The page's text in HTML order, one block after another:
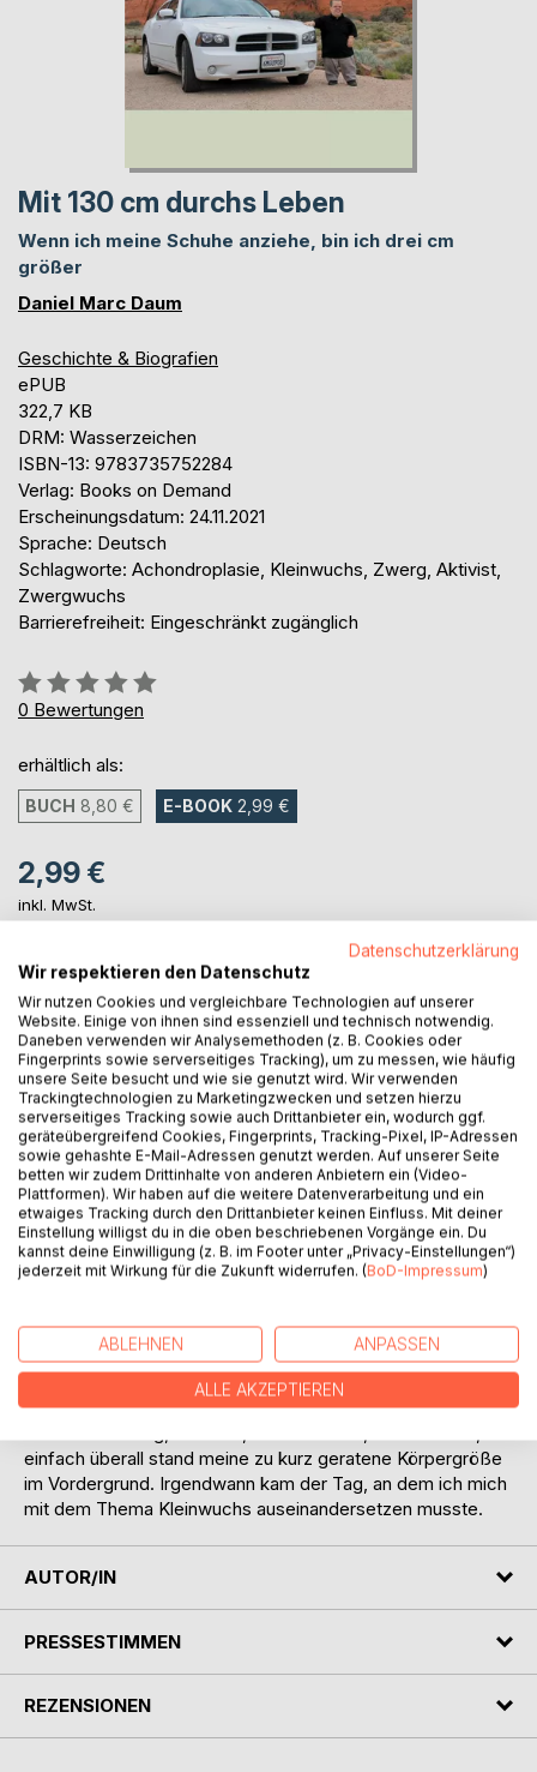
Mit 130 cm durchs Leben
Wenn ich meine Schuhe anziehe, bin ich drei cm
größer
Daniel Marc Daum
Geschichte & Biografien
ePUB
322,7 KB
DRM: Wasserzeichen
ISBN-13: 9783735752284
Verlag: Books on Demand
Erscheinungsdatum: 24.11.2021
Sprache: Deutsch
Schlagworte: Achondroplasie, Kleinwuchs, Zwerg, Aktivist,
Zwergwuchs
Barrierefreiheit: Eingeschränkt zugänglich
Bewertung::
0%
0 Bewertungen
erhältlich als:
BUCH 8,80 € E-BOOK 2,99 €
2,99 €
inkl. MwSt.
sofort verfügbar als Download
IN DEN WARENKORB
Auf die Merkliste
Titel bewerten
Ich wollte immer normal sein, aber im Alltag musste ich
feststellen, dass ich kleinwüchsig bin. Überall, wo ich hin
kam, ob beim Einkaufen, auf dem Spielplatz, in der Schule,
einfach überall stand meine zu kurz geratene Körpergröße
im Vordergrund. Irgendwann kam der Tag, an dem ich mich
mit dem Thema Kleinwuchs auseinandersetzen musste.
AUTOR/IN
PRESSESTIMMEN
REZENSIONEN
Datenschutzerklärung
Wir respektieren den Datenschutz
Wir nutzen Cookies und vergleichbare Technologien auf unserer
Website. Einige von ihnen sind essenziell und technisch notwendig.
Daneben verwenden wir Analysemethoden (z. B. Cookies oder
Fingerprints sowie serverseitiges Tracking), um zu messen, wie häufig
unsere Seite besucht und wie sie genutzt wird. Wir verwenden
Trackingtechnologien zu Marketingzwecken und setzen hierzu
serverseitiges Tracking sowie auch Drittanbieter ein, wodurch ggf.
geräteübergreifend Cookies, Fingerprints, Tracking-Pixel, IP-Adressen
sowie gehashte E-Mail-Adressen genutzt werden. Auf unserer Seite
betten wir zudem Drittinhalte von anderen Anbietern ein (Video-
Plattformen). Wir haben auf die weitere Datenverarbeitung und ein
etwaiges Tracking durch den Drittanbieter keinen Einfluss. Mit deiner
Einstellung willigst du in die oben beschriebenen Vorgänge ein. Du
kannst deine Einwilligung (z. B. im Footer unter „Privacy-Einstellungen“)
jederzeit mit Wirkung für die Zukunft widerrufen. (BoD-Impressum)
ABLEHNEN ANPASSEN
ALLE AKZEPTIEREN